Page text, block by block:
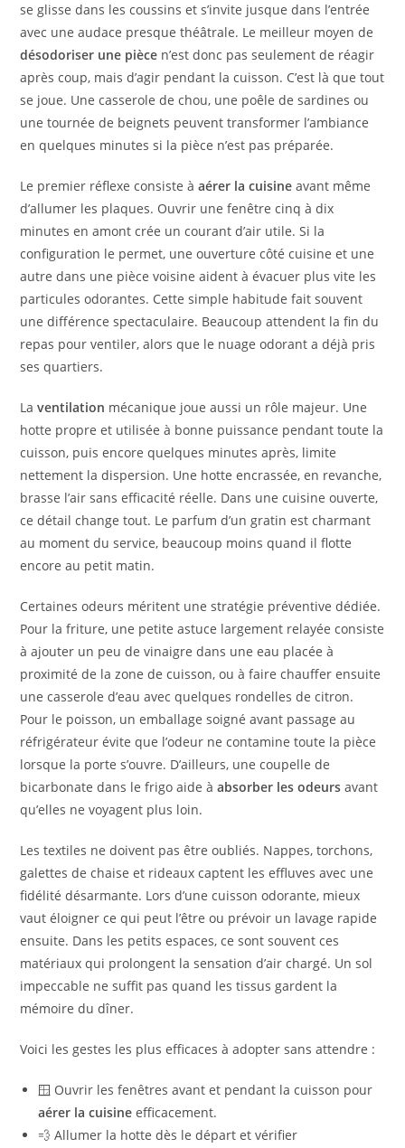
se glisse dans les coussins et s’invite jusque dans l’entrée
avec une audace presque théâtrale. Le meilleur moyen de
désodoriser une pièce n’est donc pas seulement de réagir
après coup, mais d’agir pendant la cuisson. C’est là que tout
se joue. Une casserole de chou, une poêle de sardines ou
une tournée de beignets peuvent transformer l’ambiance
en quelques minutes si la pièce n’est pas préparée.
Le premier réflexe consiste àaérer la cuisine avant même
d’allumer les plaques. Ouvrir une fenêtre cinq à dix
minutes en amont crée un courant d’air utile. Si la
configuration le permet, une ouverture côté cuisine et une
autre dans une pièce voisine aident à évacuer plus vite les
particules odorantes. Cette simple habitude fait souvent
une différence spectaculaire. Beaucoup attendent la fin du
repas pour ventiler, alors que le nuage odorant a déjà pris
ses quartiers.
Laventilation mécanique joue aussi un rôle majeur. Une
hotte propre et utilisée à bonne puissance pendant toute la
cuisson, puis encore quelques minutes après, limite
nettement la dispersion. Une hotte encrassée, en revanche,
brasse l’air sans efficacité réelle. Dans une cuisine ouverte,
ce détail change tout. Le parfum d’un gratin est charmant
au moment du service, beaucoup moins quand il flotte
encore au petit matin.
Certaines odeurs méritent une stratégie préventive dédiée.
Pour la friture, une petite astuce largement relayée consiste
à ajouter un peu de vinaigre dans une eau placée à
proximité de la zone de cuisson, ou à faire chauffer ensuite
une casserole d’eau avec quelques rondelles de citron.
Pour le poisson, un emballage soigné avant passage au
réfrigérateur évite que l’odeur ne contamine toute la pièce
lorsque la porte s’ouvre. D’ailleurs, une coupelle de
bicarbonate dans le frigo aide àabsorber les odeurs avant
qu’elles ne voyagent plus loin.
Les textiles ne doivent pas être oubliés. Nappes, torchons,
galettes de chaise et rideaux captent les effluves avec une
fidélité désarmante. Lors d’une cuisson odorante, mieux
vaut éloigner ce qui peut l’être ou prévoir un lavage rapide
ensuite. Dans les petits espaces, ce sont souvent ces
matériaux qui prolongent la sensation d’air chargé. Un sol
impeccable ne suffit pas quand les tissus gardent la
mémoire du dîner.
Voici les gestes les plus efficaces à adopter sans attendre :
🪟 Ouvrir les fenêtres avant et pendant la cuisson pour
aérer la cuisine efficacement.
💨 Allumer la hotte dès le départ et vérifier